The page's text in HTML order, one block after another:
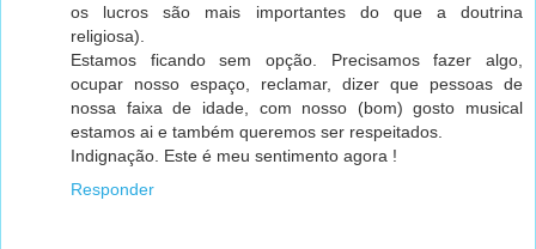
os lucros são mais importantes do que a doutrina
religiosa).
Estamos ficando sem opção. Precisamos fazer algo,
ocupar nosso espaço, reclamar, dizer que pessoas de
nossa faixa de idade, com nosso (bom) gosto musical
estamos ai e também queremos ser respeitados.
Indignação. Este é meu sentimento agora !
Responder